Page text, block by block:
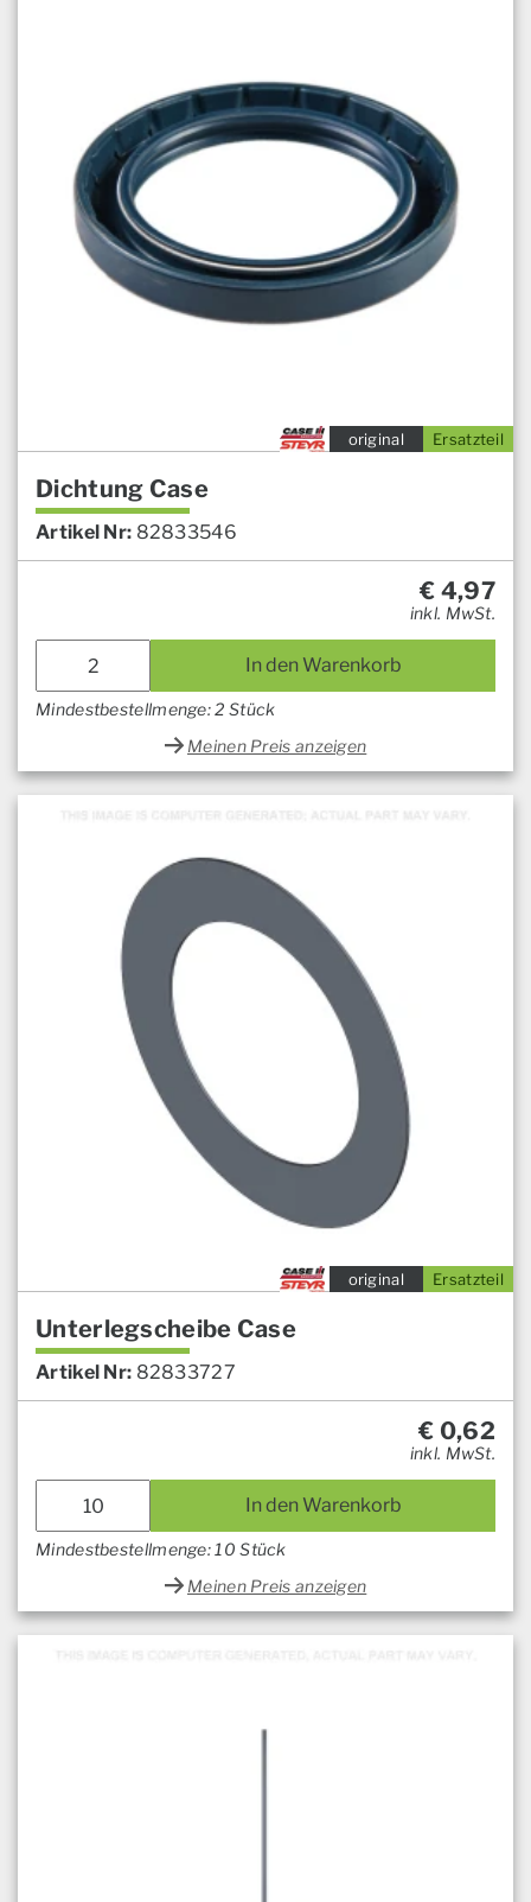
Ersatzteil
original
Dichtung Case
Artikel Nr: 82833546
€ 4,97
inkl. MwSt.
In den Warenkorb
Mindestbestellmenge: 2 Stück
Meinen Preis anzeigen
Ersatzteil
original
Unterlegscheibe Case
Artikel Nr: 82833727
€ 0,62
inkl. MwSt.
In den Warenkorb
Mindestbestellmenge: 10 Stück
Meinen Preis anzeigen